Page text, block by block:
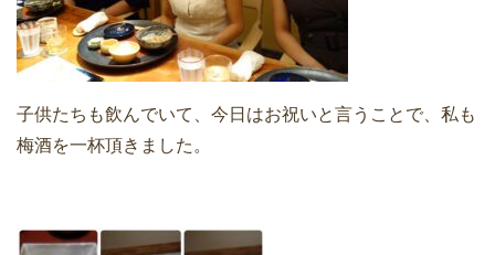
子供たちも飲んでいて、今日はお祝いと言うことで、私も
梅酒を一杯頂きました。